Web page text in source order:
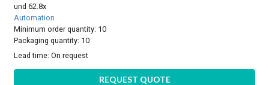
und 62.8x
Automation
Minimum order quantity: 10
Packaging quantity: 10
Lead time:On request
REQUEST QUOTE